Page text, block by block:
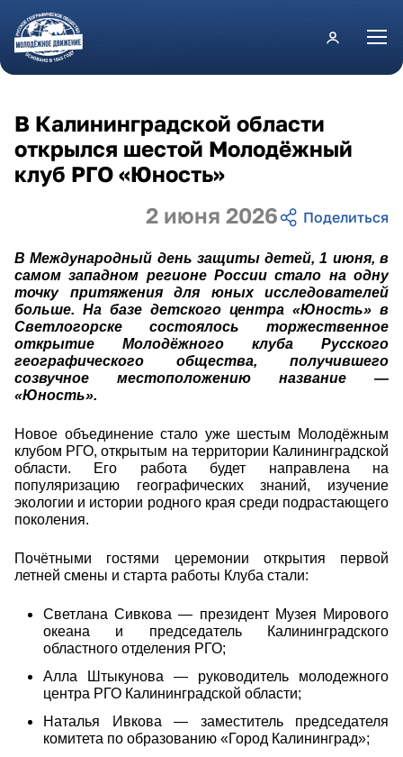
Перейти к основному содержанию
2 июня 2026
В Калининградской области
открылся шестой Молодёжный
клуб РГО «Юность»
В Международный день защиты детей, 1 июня, в
самом западном регионе России стало на одну
точку притяжения для юных исследователей
больше. На базе детского центра «Юность» в
Светлогорске состоялось торжественное
открытие Молодёжного клуба Русского
географического общества, получившего
созвучное местоположению название —
«Юность».
Новое объединение стало уже шестым Молодёжным
клубом РГО, открытым на территории Калининградской
области. Его работа будет направлена на
популяризацию географических знаний, изучение
экологии и истории родного края среди подрастающего
поколения.
Почётными гостями церемонии открытия первой
летней смены и старта работы Клуба стали:
Светлана Сивкова — президент Музея Мирового
океана и председатель Калининградского
областного отделения РГО;
Алла Штыкунова — руководитель молодежного
центра РГО Калининградской области;
Наталья Ивкова — заместитель председателя
комитета по образованию «Город Калининград»;